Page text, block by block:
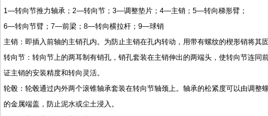
1—转向节推力轴承；2—转向节；3—调整垫片；4—主销；5—转向梯形臂；
6—转向节臂；7—前梁；8—转向横拉杆；9—球销
主销：即插入前轴的主销孔内。为防止主销在孔内转动，用带有螺纹的楔形销将其
转向节：转向节上的两耳制有销孔，销孔套装在主销伸出的两端头，使转向节连
证主销的安装精度和转向灵活。
轮毂：轮毂通过内外两个滚锥轴承套装在转向节轴颈上。轴承的松紧度可以由调
的金属端盖，防止泥水或尘土浸入。